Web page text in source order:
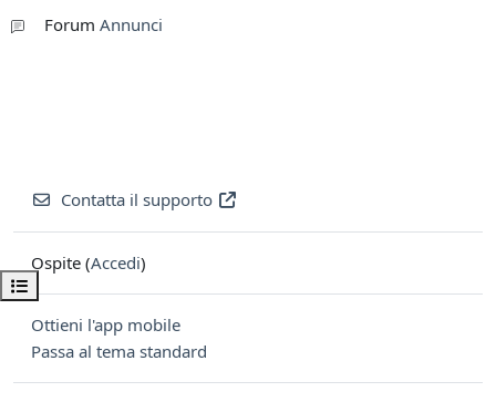
Apri indice del corso
Forum Annunci
Contatta il supporto
Ospite (Accedi)
Ottieni l'app mobile
Passa al tema standard